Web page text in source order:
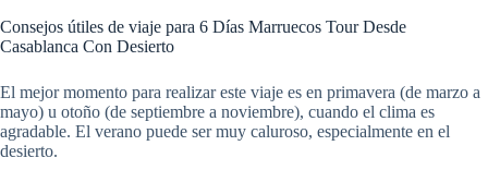
Consejos útiles de viaje para 6 Días Marruecos Tour Desde
Casablanca Con Desierto
El mejor momento para realizar este viaje es en primavera (de marzo a
mayo) u otoño (de septiembre a noviembre), cuando el clima es
agradable. El verano puede ser muy caluroso, especialmente en el
desierto.